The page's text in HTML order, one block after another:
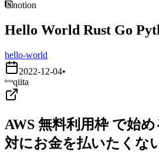
notion
Hello World Rust Go
hello-world
2022-12-04•
qiita
AWS 無料利用枠 で始
対にお金を払いたくな